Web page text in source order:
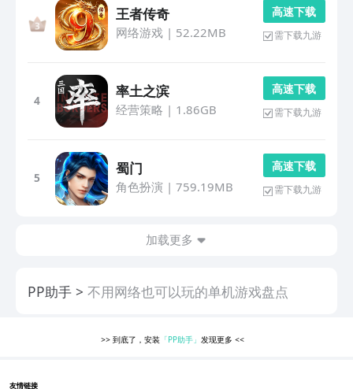
王者传奇
网络游戏| 52.22MB
高 速 下 载
需下载九游
4
率土之滨
经营策略 | 1.86GB
高 速 下 载
需下载九游
5
蜀门
角色扮演 | 759.19MB
高 速 下 载
需下载九游
加载更多
PP助手 不用网络也可以玩的单机游戏盘点
>> 到底了，安装 「PP助手」 发现更多<<
友情链接